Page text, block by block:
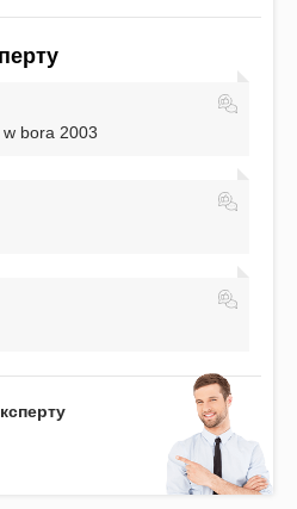
bora 2003